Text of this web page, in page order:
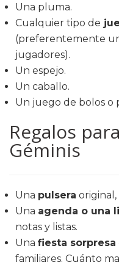
Una pluma.
Cualquier tipo de
(preferentemente
jugadores).
Un espejo.
Un caballo.
Un juego de bolos o
Regalos
Géminis
Una pulsera
Una agenda o una
notas y listas.
Una fiesta sorpresa
familiares. Cuánto